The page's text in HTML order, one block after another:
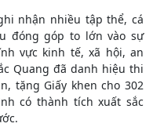
nhận nhiều tập thể, cá
đóng góp to lớn vào sự
vực kinh tế, xã hội, an
Quang đã danh hiệu thi
tặng Giấy khen cho 302
có thành tích xuất sắc